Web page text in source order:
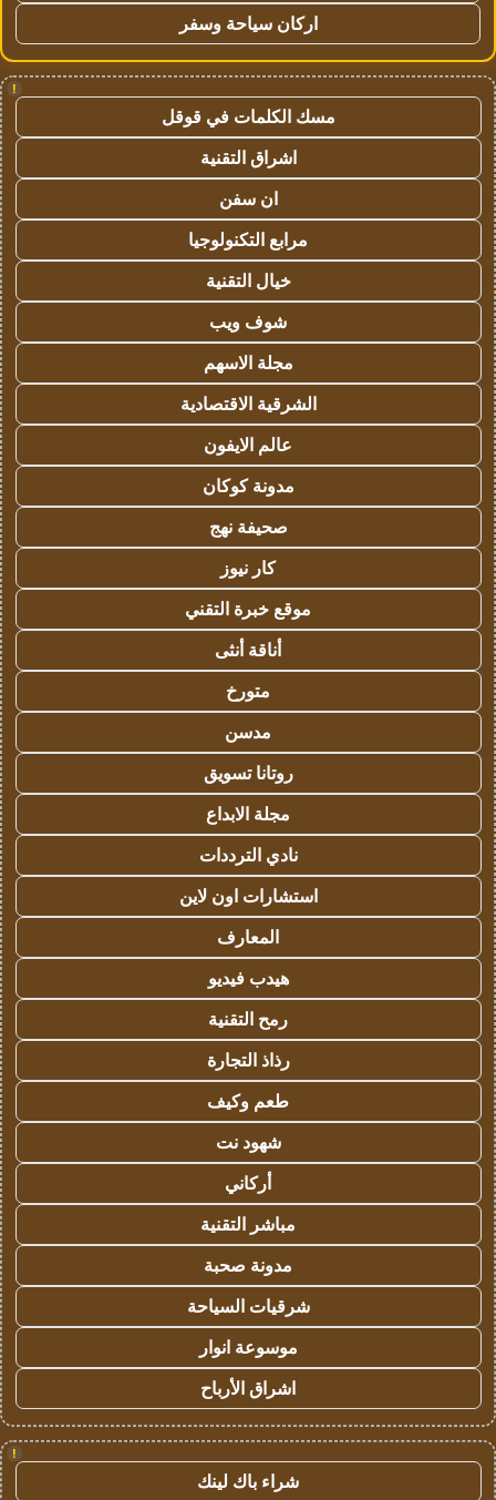
اركان سياحة وسفر
!
مسك الكلمات في قوقل
اشراق التقنية
ان سفن
مرابع التكنولوجيا
خيال التقنية
شوف ويب
مجلة الاسهم
الشرقية الاقتصادية
عالم الايفون
مدونة كوكان
صحيفة نهج
كار نيوز
موقع خبرة التقني
أناقة أنثى
متورخ
مدسن
روتانا تسويق
مجلة الابداع
نادي الترددات
استشارات اون لاين
المعارف
هيدب فيديو
رمح التقنية
رذاذ التجارة
طعم وكيف
شهود نت
أركاني
مباشر التقنية
مدونة صحبة
شرقيات السياحة
موسوعة انوار
اشراق الأرباح
!
شراء باك لينك